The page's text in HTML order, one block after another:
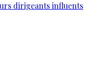
dirigeants influents